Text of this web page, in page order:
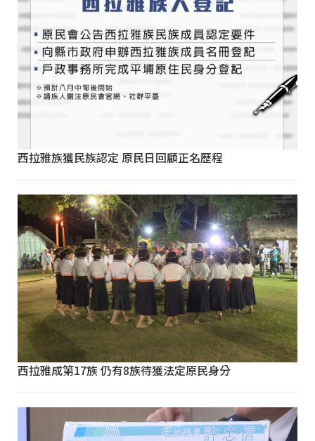
西拉雅族獲民族認定 原民日回顧正名歷程
西拉雅成第17族 仍有8族待獲法定原民身分